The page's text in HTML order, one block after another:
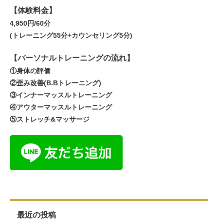
【体験料金】
4,950円/60分
(トレーニング55分+カウンセリング5分)
【パーソナルトレーニングの流れ】
①身体の評価
②歪み改善(B.Bトレーニング)
③インナーマッスルトレーニング
④アウターマッスルトレーニング
⑤ストレッチ&マッサージ
最近の投稿